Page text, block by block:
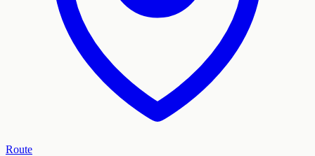
Route